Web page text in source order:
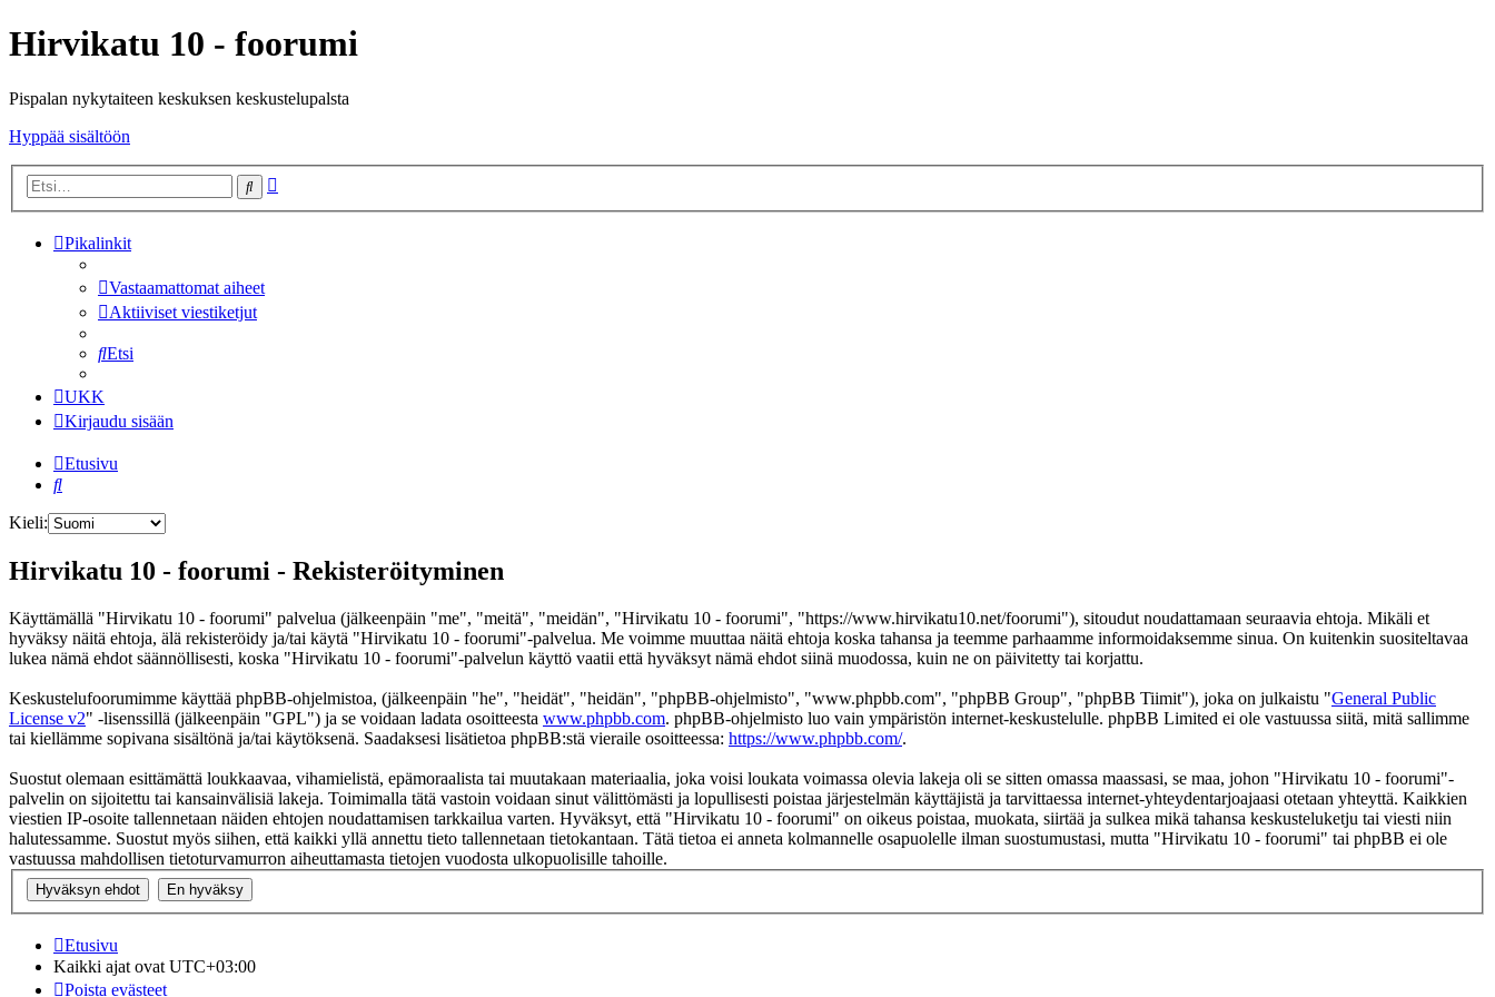
Hirvikatu 10 - foorumi
Pispalan nykytaiteen keskuksen keskustelupalsta
Hyppää sisältöön
Etsi
Pikalinkit
Vastaamattomat aiheet
Aktiiviset viestiketjut
Etsi
UKK
Kirjaudu sisään
Etusivu
Etsi
Kieli:
Hirvikatu 10 - foorumi - Rekisteröityminen
Käyttämällä "Hirvikatu 10 - foorumi" palvelua (jälkeenpäin "me", "meitä", "meidän", "Hirvikatu 10 - foorumi", "https://www.hirvikatu10.net/foorumi"), sitoudut noudattamaan seuraavia ehtoja. Mikäli et
hyväksy näitä ehtoja, älä rekisteröidy ja/tai käytä "Hirvikatu 10 - foorumi"-palvelua. Me voimme muuttaa näitä ehtoja koska tahansa ja teemme parhaamme informoidaksemme sinua. On kuitenkin suositeltavaa
lukea nämä ehdot säännöllisesti, koska "Hirvikatu 10 - foorumi"-palvelun käyttö vaatii että hyväksyt nämä ehdot siinä muodossa, kuin ne on päivitetty tai korjattu.
Keskustelufoorumimme käyttää phpBB-ohjelmistoa, (jälkeenpäin "he", "heidät", "heidän", "phpBB-ohjelmisto", "www.phpbb.com", "phpBB Group", "phpBB Tiimit"), joka on julkaistu "General Public
License v2" -lisenssillä (jälkeenpäin "GPL") ja se voidaan ladata osoitteesta www.phpbb.com. phpBB-ohjelmisto luo vain ympäristön internet-keskustelulle. phpBB Limited ei ole vastuussa siitä, mitä sallimme
tai kiellämme sopivana sisältönä ja/tai käytöksenä. Saadaksesi lisätietoa phpBB:stä vieraile osoitteessa: https://www.phpbb.com/.
Suostut olemaan esittämättä loukkaavaa, vihamielistä, epämoraalista tai muutakaan materiaalia, joka voisi loukata voimassa olevia lakeja oli se sitten omassa maassasi, se maa, johon "Hirvikatu 10 - foorumi"-
palvelin on sijoitettu tai kansainvälisiä lakeja. Toimimalla tätä vastoin voidaan sinut välittömästi ja lopullisesti poistaa järjestelmän käyttäjistä ja tarvittaessa internet-yhteydentarjoajaasi otetaan yhteyttä. Kaikkien
viestien IP-osoite tallennetaan näiden ehtojen noudattamisen tarkkailua varten. Hyväksyt, että "Hirvikatu 10 - foorumi" on oikeus poistaa, muokata, siirtää ja sulkea mikä tahansa keskusteluketju tai viesti niin
halutessamme. Suostut myös siihen, että kaikki yllä annettu tieto tallennetaan tietokantaan. Tätä tietoa ei anneta kolmannelle osapuolelle ilman suostumustasi, mutta "Hirvikatu 10 - foorumi" tai phpBB ei ole
vastuussa mahdollisen tietoturvamurron aiheuttamasta tietojen vuodosta ulkopuolisille tahoille.
Etusivu
Kaikki ajat ovat UTC+03:00
Poista evästeet